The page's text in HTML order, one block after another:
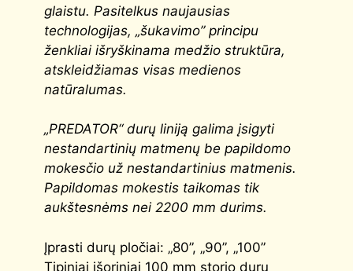
glaistu. Pasitelkus naujausias
technologijas, „šukavimo” principu
ženkliai išryškinama medžio struktūra,
atskleidžiamas visas medienos
natūralumas.
„PREDATOR“durų liniją galima įsigyti
nestandartinių matmenų be papildomo
mokesčio už nestandartinius matmenis.
Papildomas mokestis taikomas tik
aukštesnėms nei 2200 mm durims.
Įprasti durų pločiai: „80”, „90”, „100”
Tipiniai išoriniai 100 mm storio durų